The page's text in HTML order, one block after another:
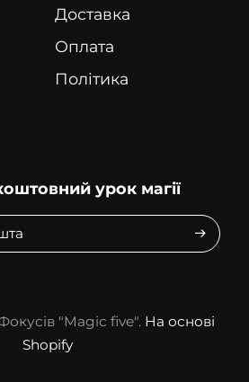
Доставка
Оплата
Політика
урок магії
"Magic five". На основі
Shopify